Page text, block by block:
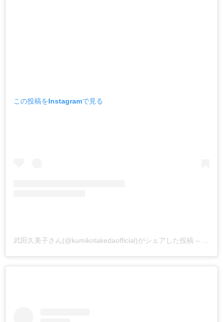
この投稿をInstagramで見る
武田久美子さん(@kumikotakedaofficial)がシェアした投稿 – 2019